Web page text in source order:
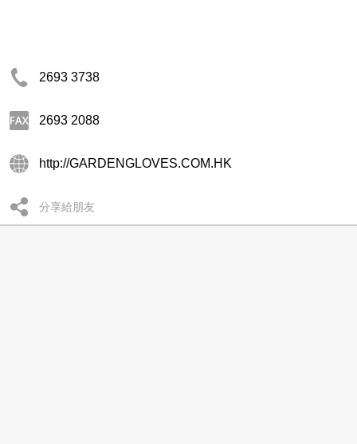
2693 3738
2693 2088
http://GARDENGLOVES.COM.HK
分享給朋友